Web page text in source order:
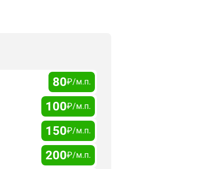
80₽/м.п.
100₽/м.п.
150₽/м.п.
200₽/м.п.